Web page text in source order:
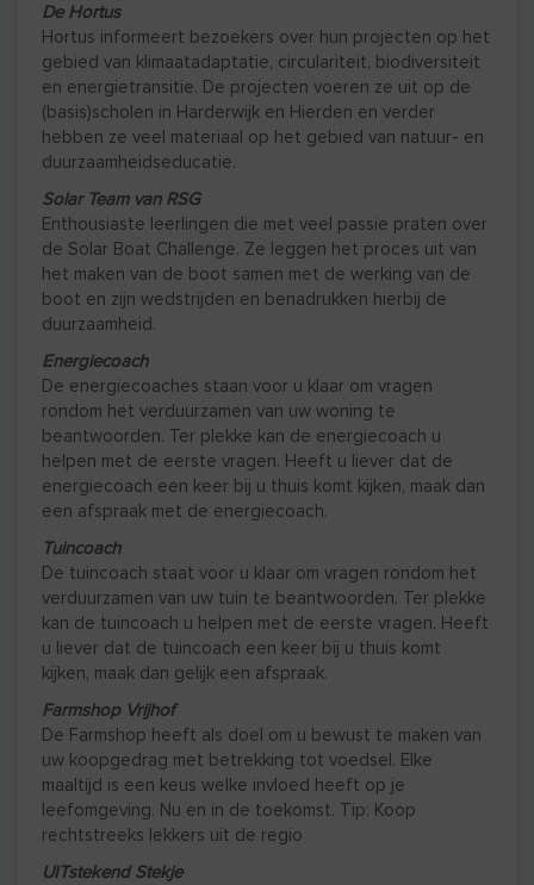
De Hortus
Hortus informeert bezoekers over hun projecten op het
gebied van klimaatadaptatie, circulariteit, biodiversiteit
en energietransitie. De projecten voeren ze uit op de
(basis)scholen in Harderwijk en Hierden en verder
hebben ze veel materiaal op het gebied van natuur- en
duurzaamheidseducatie.
Solar Team van RSG
Enthousiaste leerlingen die met veel passie praten over
de Solar Boat Challenge. Ze leggen het proces uit van
het maken van de boot samen met de werking van de
boot en zijn wedstrijden en benadrukken hierbij de
duurzaamheid.
Energiecoach
De energiecoaches staan voor u klaar om vragen
rondom het verduurzamen van uw woning te
beantwoorden. Ter plekke kan de energiecoach u
helpen met de eerste vragen. Heeft u liever dat de
energiecoach een keer bij u thuis komt kijken, maak dan
een afspraak met de energiecoach.
Tuincoach
De tuincoach staat voor u klaar om vragen rondom het
verduurzamen van uw tuin te beantwoorden. Ter plekke
kan de tuincoach u helpen met de eerste vragen. Heeft
u liever dat de tuincoach een keer bij u thuis komt
kijken, maak dan gelijk een afspraak.
Farmshop Vrijhof
De Farmshop heeft als doel om u bewust te maken van
uw koopgedrag met betrekking tot voedsel. Elke
maaltijd is een keus welke invloed heeft op je
leefomgeving. Nu en in de toekomst. Tip: Koop
rechtstreeks lekkers uit de regio
UITstekend Stekje